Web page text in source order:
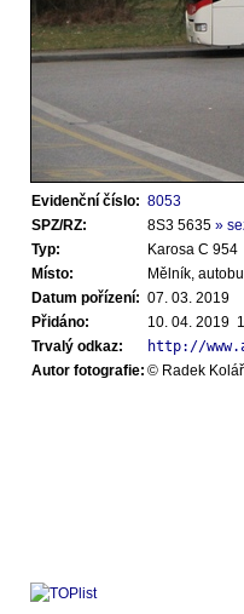
Evidenční číslo: 8053
SPZ/RZ:
8S3 5635 »
Typ:
Karosa C 954
Místo:
Mělník,
Datum pořízení: 07. 03. 2019
Přidáno:
10. 04. 2019
Trvalý odkaz:
http://
Autor fotografie: © Radek Kolář